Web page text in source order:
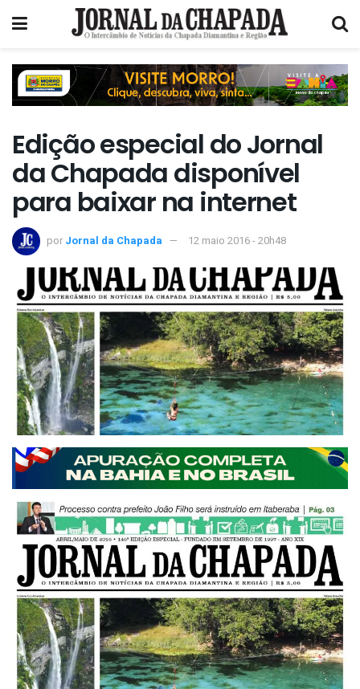
Edição especial do Jornal
da Chapada disponível
para baixar na internet
por Jornal da Chapada 12 maio 2016 - 20h48